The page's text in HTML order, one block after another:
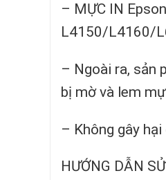
– MỰC IN
L4150/L4160/
– Ngoài ra, sản
bị mờ và lem
– Không gây
HƯỚNG DẪN